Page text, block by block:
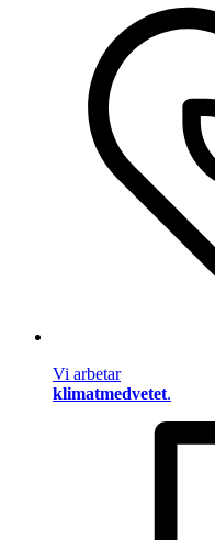
Vi arbetar
klimatmedvetet.